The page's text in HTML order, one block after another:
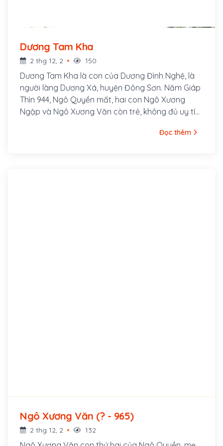
Dương Tam Kha
2 thg 12, 2 150
Dương Tam Kha là con của Dương Đình Nghệ, là
người làng Dương Xá, huyện Đông Sơn. Năm Giáp
Thìn 944, Ngô Quyền mất, hai con Ngô Xương
Ngập và Ngô Xương Văn còn trẻ, không đủ uy tín
Kha được Ngô Vương ủy thác phù tá con lớn là
Đọc thêm
Ngô Xương Văn (? - 965)
2 thg 12, 2 132